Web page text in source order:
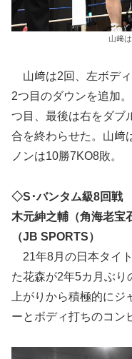
山﨑
山﨑は2回、左ボデ
2つ目のダウンを追加
つ目、最後は右をダブ
合を終わらせた。山﨑
ノンは10勝7KO8敗。
◇S･バンタム級8回戦
木元紳之輔（角海老宝
（JB SPORTS）
21年8月の日本タイ
た花森が2年5カ月ぶり
上がりから積極的に
ーとボディ打ちのコン